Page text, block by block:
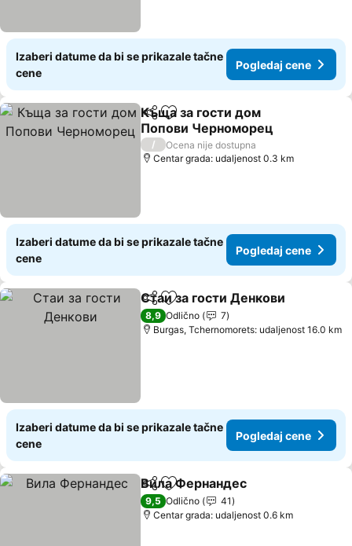
Izaberi datume da bi se prikazale tačne
cene
Pogledaj cene
Deli Dodati u favorite
Къща за гости дом
Попови Черноморец
Pogledaj cene
/
Ocena nije dostupna
Centar grada: udaljenost 0.3 km
Izaberi datume da bi se prikazale tačne
cene
Pogledaj cene
Deli Dodati u favorite
Стаи за гости Денкови
8,9 Odlično
7
Burgas, Tchernomorets: udaljenost 16.0 km
Izaberi datume da bi se prikazale tačne
cene
Pogledaj cene
Deli Dodati u favorite
Вила Фернандес
9,5 Odlično
41
Centar grada: udaljenost 0.6 km